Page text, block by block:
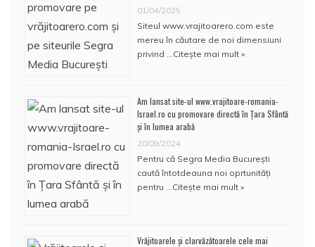
01/04/2025
Siteul www.vrajitoarero.com este
mereu în căutare de noi dimensiuni
privind … Citește mai mult »
Am lansat site-ul www.vrajitoare-romania-
Israel.ro cu promovare directă în Țara Sfântă
și în lumea arabă
20/09/2024
Pentru că Segra Media București
caută întotdeauna noi oprtunități
pentru … Citește mai mult »
Vrăjitoarele și clarvăzătoarele cele mai